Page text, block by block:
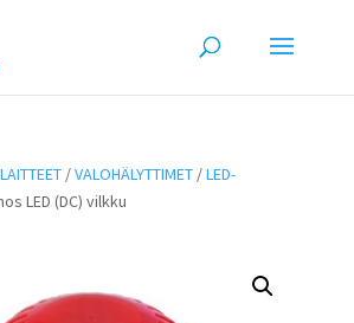
/VALOHÄLYTTIMET/LED-
LED (DC) vilkku